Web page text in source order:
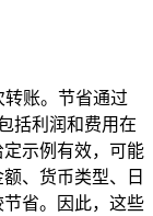
账。节省通过
括利润和费用在
示例有效，可能
、货币类型、日
省。因此，这些